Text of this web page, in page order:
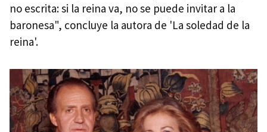
no escrita: si la reina va, no se puede invitar a la
baronesa", concluye la autora de 'La soledad de la
reina'.